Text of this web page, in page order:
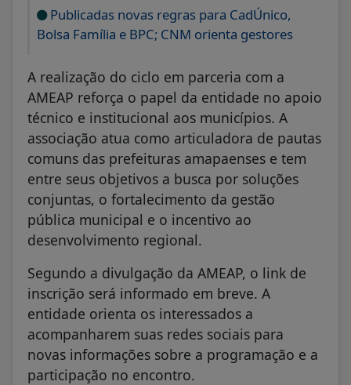
Publicadas novas regras para CadÚnico,
Bolsa Família e BPC; CNM orienta gestores
A realização do ciclo em parceria com a
AMEAP reforça o papel da entidade no apoio
técnico e institucional aos municípios. A
associação atua como articuladora de pautas
comuns das prefeituras amapaenses e tem
entre seus objetivos a busca por soluções
conjuntas, o fortalecimento da gestão
pública municipal e o incentivo ao
desenvolvimento regional.
Segundo a divulgação da AMEAP, o link de
inscrição será informado em breve. A
entidade orienta os interessados a
acompanharem suas redes sociais para
novas informações sobre a programação e a
participação no encontro.